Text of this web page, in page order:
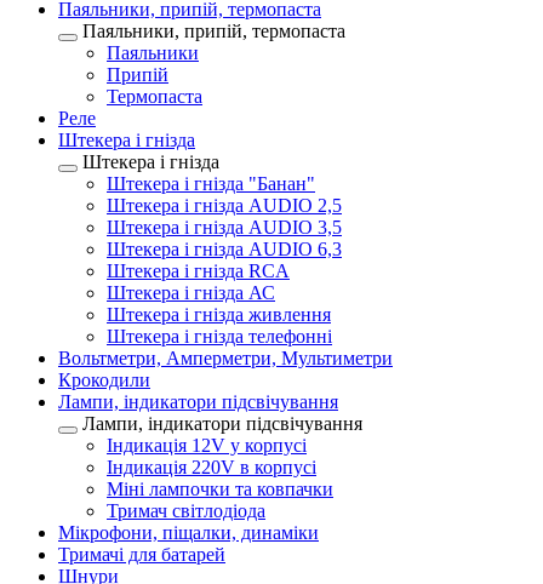
Паяльники, припій, термопаста
Паяльники, припій, термопаста
Паяльники
Припій
Термопаста
Реле
Штекера і гнізда
Штекера і гнізда
Штекера і гнізда "Банан"
Штекера і гнізда AUDIO 2,5
Штекера і гнізда AUDIO 3,5
Штекера і гнізда AUDIO 6,3
Штекера і гнізда RCA
Штекера і гнізда АС
Штекера і гнізда живлення
Штекера і гнізда телефонні
Вольтметри, Амперметри, Мультиметри
Крокодили
Лампи, індикатори підсвічування
Лампи, індикатори підсвічування
Індикація 12V у корпусі
Індикація 220V в корпусі
Міні лампочки та ковпачки
Тримач світлодіода
Мікрофони, піщалки, динаміки
Тримачі для батарей
Шнури